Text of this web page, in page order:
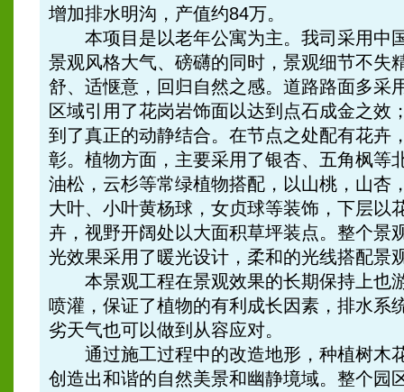
增加排水明沟，产值约84万。
本项目是以老年公寓为主。我司采用中
景观风格大气、磅礴的同时，景观细节不失
舒、适惬意，回归自然之感。道路路面多采
区域引用了花岗岩饰面以达到点石成金之效
到了真正的动静结合。在节点之处配有花卉
彰。植物方面，主要采用了银杏、五角枫等
油松，云杉等常绿植物搭配，以山桃，山杏
大叶、小叶黄杨球，女贞球等装饰，下层以
卉，视野开阔处以大面积草坪装点。整个景
光效果采用了暖光设计，柔和的光线搭配景
本景观工程在景观效果的长期保持上也
喷灌，保证了植物的有利成长因素，排水系
劣天气也可以做到从容应对。
通过施工过程中的改造地形，种植树木
创造出和谐的自然美景和幽静境域。整个园